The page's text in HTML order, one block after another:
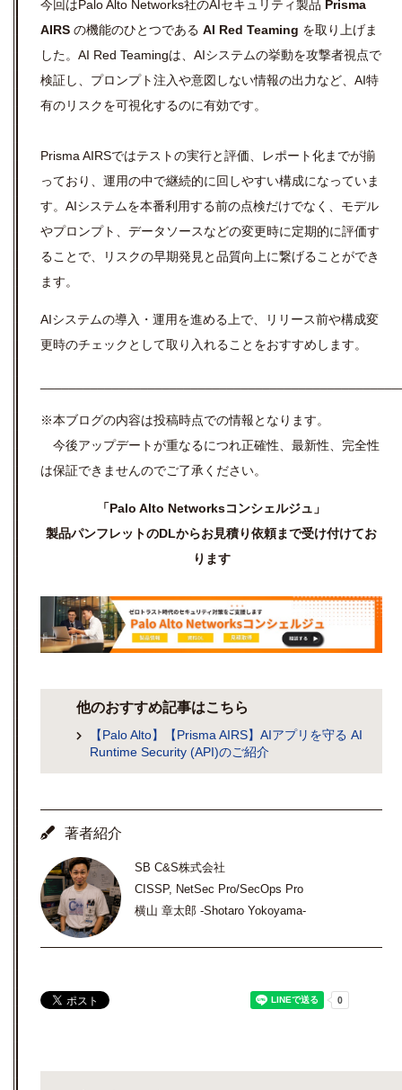
今回はPalo Alto Networks社のAIセキュリティ製品 Prisma
AIRS の機能のひとつである AI Red Teaming を取り上げま
した。AI Red Teamingは、AIシステムの挙動を攻撃者視点で
検証し、プロンプト注入や意図しない情報の出力など、AI特
有のリスクを可視化するのに有効です。
Prisma AIRSではテストの実行と評価、レポート化までが揃
っており、運用の中で継続的に回しやすい構成になっていま
す。AIシステムを本番利用する前の点検だけでなく、モデル
やプロンプト、データソースなどの変更時に定期的に評価す
ることで、リスクの早期発見と品質向上に繋げることができ
ます。
AIシステムの導入・運用を進める上で、リリース前や構成変
更時のチェックとして取り入れることをおすすめします。
※本ブログの内容は投稿時点での情報となります。
今後アップデートが重なるにつれ正確性、最新性、完全性
は保証できませんのでご了承ください。
「Palo Alto Networksコンシェルジュ」
製品パンフレットのDLからお見積り依頼まで受け付けてお
ります
他のおすすめ記事はこちら
【Palo Alto】【Prisma AIRS】AIアプリを守る AI
Runtime Security (API)のご紹介
著者紹介
SB C&S株式会社
CISSP, NetSec Pro/SecOps Pro
横山 章太郎 -Shotaro Yokoyama-